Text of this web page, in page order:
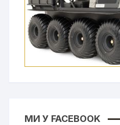
МИ У FACEBOOK